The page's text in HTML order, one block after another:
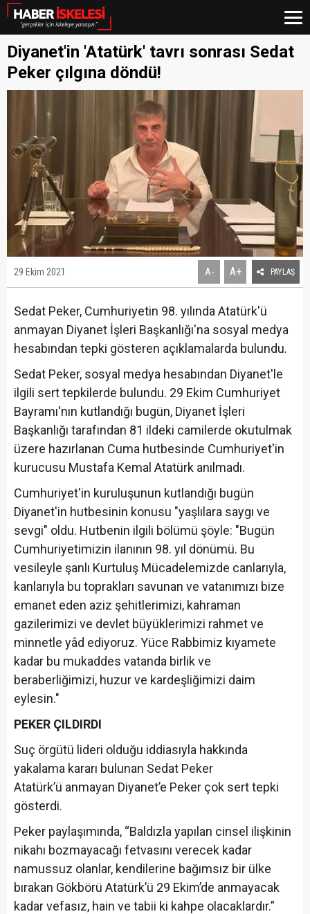
Diyanet'in 'Atatürk' tavrı sonrası Sedat
Peker çılgına döndü!
29 Ekim 2021 A- A+ PAYLAŞ
Sedat Peker, Cumhuriyetin 98. yılında Atatürk'ü
anmayan Diyanet İşleri Başkanlığı'na sosyal medya
hesabından tepki gösteren açıklamalarda bulundu.
Sedat Peker, sosyal medya hesabından Diyanet'le
ilgili sert tepkilerde bulundu. 29 Ekim Cumhuriyet
Bayramı'nın kutlandığı bugün, Diyanet İşleri
Başkanlığı tarafından 81 ildeki camilerde okutulmak
üzere hazırlanan Cuma hutbesinde Cumhuriyet'in
kurucusu Mustafa Kemal Atatürk anılmadı.
Cumhuriyet'in kuruluşunun kutlandığı bugün
Diyanet'in hutbesinin konusu "yaşlılara saygı ve
sevgi" oldu. Hutbenin ilgili bölümü şöyle: "Bugün
Cumhuriyetimizin ilanının 98. yıl dönümü. Bu
vesileyle şanlı Kurtuluş Mücadelemizde canlarıyla,
kanlarıyla bu toprakları savunan ve vatanımızı bize
emanet eden aziz şehitlerimizi, kahraman
gazilerimizi ve devlet büyüklerimizi rahmet ve
minnetle yâd ediyoruz. Yüce Rabbimiz kıyamete
kadar bu mukaddes vatanda birlik ve
beraberliğimizi, huzur ve kardeşliğimizi daim
eylesin."
PEKER ÇILDIRDI
Suç örgütü lideri olduğu iddiasıyla hakkında
yakalama kararı bulunan Sedat Peker
Atatürk’ü anmayan Diyanet’e Peker çok sert tepki
gösterdi.
Peker paylaşımında, “Baldızla yapılan cinsel ilişkinin
nikahı bozmayacağı fetvasını verecek kadar
namussuz olanlar, kendilerine bağımsız bir ülke
bırakan Gökbörü Atatürk’ü 29 Ekim’de anmayacak
kadar vefasız, hain ve tabii ki kahpe olacaklardır.”